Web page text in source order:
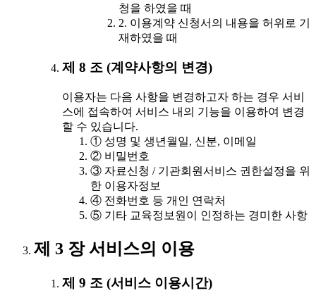
청을 하였을 때
2. 이용계약 신청서의 내용을 허위로 기
재하였을 때
제 8 조 (계약사항의 변경)
이용자는 다음 사항을 변경하고자 하는 경우 서비
스에 접속하여 서비스 내의 기능을 이용하여 변경
할 수 있습니다.
① 성명 및 생년월일, 신분, 이메일
② 비밀번호
③ 자료신청 / 기관회원서비스 권한설정을 위
한 이용자정보
④ 전화번호 등 개인 연락처
⑤ 기타 교육정보원이 인정하는 경미한 사항
제 3 장 서비스의 이용
제 9 조 (서비스 이용시간)